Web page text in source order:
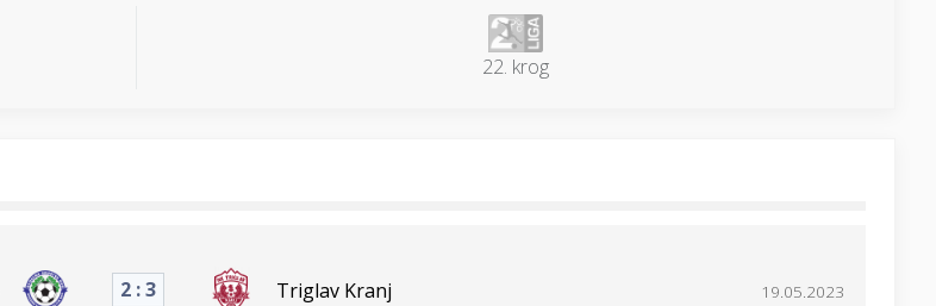
22. krog
2 : 3 Triglav Kranj 19.05.2023